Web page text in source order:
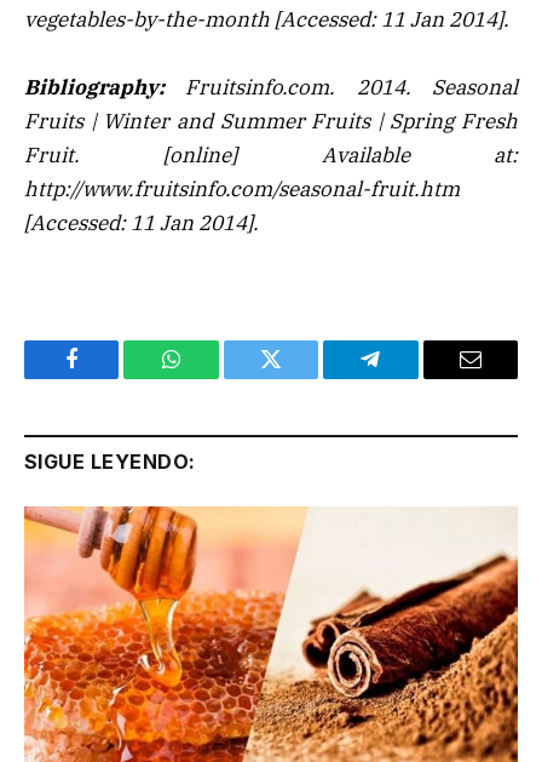
vegetables-by-the-month [Accessed: 11 Jan 2014].
Bibliography: Fruitsinfo.com. 2014. Seasonal
Fruits | Winter and Summer Fruits | Spring Fresh
Fruit. [online] Available at:
http://www.fruitsinfo.com/seasonal-fruit.htm
[Accessed: 11 Jan 2014].
Facebook WhatsApp Twitter Telegram Email
SIGUE LEYENDO: